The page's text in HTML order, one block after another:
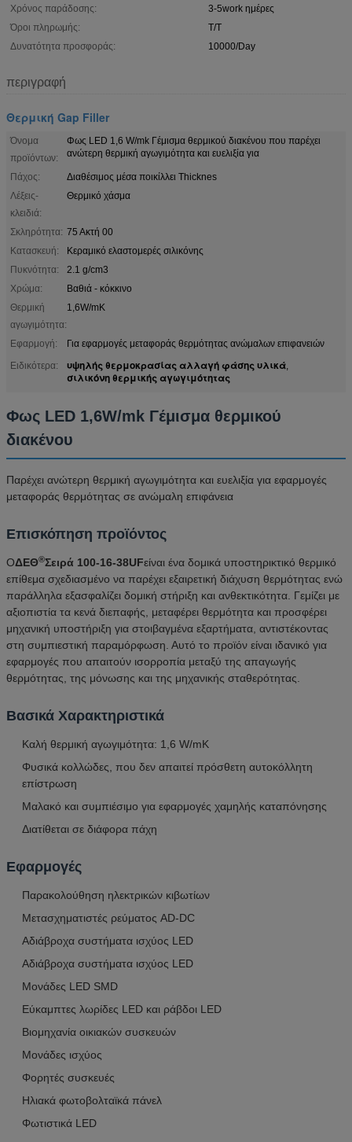
Χρόνος παράδοσης:
3-5work ημέρες
Όροι πληρωμής:
T/T
Δυνατότητα προσφοράς:
10000/Day
περιγραφή
Θερμική Gap Filler
Όνομα
προϊόντων:
Φως LED 1,6 W/mk Γέμισμα θερμικού διακένου που παρέχει
ανώτερη θερμική αγωγιμότητα και ευελιξία για
Πάχος:
Διαθέσιμος μέσα ποικίλλει Thicknes
Λέξεις-
κλειδιά:
Θερμικό χάσμα
Σκληρότητα: 75 Ακτή 00
Κατασκευή:
Κεραμικό ελαστομερές σιλικόνης
Πυκνότητα:
2.1 g/cm3
Χρώμα:
Βαθιά - κόκκινο
Θερμική
αγωγιμότητα:
1,6W/mK
Εφαρμογή:
Για εφαρμογές μεταφοράς θερμότητας ανώμαλων επιφανειών
Ειδικότερα:
υψηλής θερμοκρασίας αλλαγή φάσης υλικά,
σιλικόνη θερμικής αγωγιμότητας
Φως LED 1,6W/mk Γέμισμα θερμικού
διακένου
Παρέχει ανώτερη θερμική αγωγιμότητα και ευελιξία για εφαρμογές
μεταφοράς θερμότητας σε ανώμαλη επιφάνεια
Επισκόπηση προϊόντος
ΟΔΕΘ®Σειρά 100-16-38UFείναι ένα δομικά υποστηρικτικό θερμικό
επίθεμα σχεδιασμένο να παρέχει εξαιρετική διάχυση θερμότητας ενώ
παράλληλα εξασφαλίζει δομική στήριξη και ανθεκτικότητα. Γεμίζει με
αξιοπιστία τα κενά διεπαφής, μεταφέρει θερμότητα και προσφέρει
μηχανική υποστήριξη για στοιβαγμένα εξαρτήματα, αντιστέκοντας
στη συμπιεστική παραμόρφωση. Αυτό το προϊόν είναι ιδανικό για
εφαρμογές που απαιτούν ισορροπία μεταξύ της απαγωγής
θερμότητας, της μόνωσης και της μηχανικής σταθερότητας.
Βασικά Χαρακτηριστικά
Καλή θερμική αγωγιμότητα: 1,6 W/mK
Φυσικά κολλώδες, που δεν απαιτεί πρόσθετη αυτοκόλλητη
επίστρωση
Μαλακό και συμπιέσιμο για εφαρμογές χαμηλής καταπόνησης
Διατίθεται σε διάφορα πάχη
Εφαρμογές
Παρακολούθηση ηλεκτρικών κιβωτίων
Μετασχηματιστές ρεύματος AD-DC
Αδιάβροχα συστήματα ισχύος LED
Αδιάβροχα συστήματα ισχύος LED
Μονάδες LED SMD
Εύκαμπτες λωρίδες LED και ράβδοι LED
Βιομηχανία οικιακών συσκευών
Μονάδες ισχύος
Φορητές συσκευές
Ηλιακά φωτοβολταϊκά πάνελ
Φωτιστικά LED